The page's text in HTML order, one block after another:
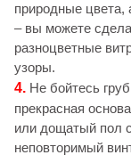
природные цвета,
– вы можете
разноцветные
узоры.
4. Не бойтесь
прекрасная
или дощатый пол
неповторимый